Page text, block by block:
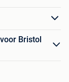
Bristol